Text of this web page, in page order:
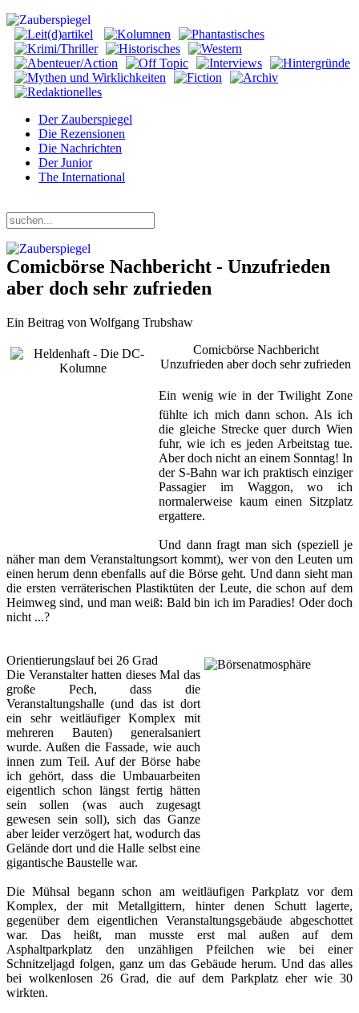
Der Zauberspiegel
Die Rezensionen
Die Nachrichten
Der Junior
The International
Comicbörse Nachbericht - Unzufrieden
aber doch sehr zufrieden
Ein Beitrag von Wolfgang Trubshaw
Comicbörse Nachbericht
Unzufrieden aber doch sehr zufrieden
Ein wenig wie in der Twilight Zone
fühlte ich mich dann schon. Als ich
die gleiche Strecke quer durch Wien
fuhr, wie ich es jeden Arbeitstag tue.
Aber doch nicht an einem Sonntag! In
der S-Bahn war ich praktisch einziger
Passagier im Waggon, wo ich
normalerweise kaum einen Sitzplatz
ergattere.
Und dann fragt man sich (speziell je
näher man dem Veranstaltungsort kommt), wer von den Leuten um
einen herum denn ebenfalls auf die Börse geht. Und dann sieht man
die ersten verräterischen Plastiktüten der Leute, die schon auf dem
Heimweg sind, und man weiß: Bald bin ich im Paradies! Oder doch
nicht ...?
Orientierungslauf bei 26 Grad
Die Veranstalter hatten dieses Mal das
große Pech, dass die
Veranstaltungshalle (und das ist dort
ein sehr weitläufiger Komplex mit
mehreren Bauten) generalsaniert
wurde. Außen die Fassade, wie auch
innen zum Teil. Auf der Börse habe
ich gehört, dass die Umbauarbeiten
eigentlich schon längst fertig hätten
sein sollen (was auch zugesagt
gewesen sein soll), sich das Ganze
aber leider verzögert hat, wodurch das
Gelände dort und die Halle selbst eine
gigantische Baustelle war.
Die Mühsal begann schon am weitläufigen Parkplatz vor dem
Komplex, der mit Metallgittern, hinter denen Schutt lagerte,
gegenüber dem eigentlichen Veranstaltungsgebäude abgeschottet
war. Das heißt, man musste erst mal außen auf dem
Asphaltparkplatz den unzähligen Pfeilchen wie bei einer
Schnitzeljagd folgen, ganz um das Gebäude herum. Und das alles
bei wolkenlosen 26 Grad, die auf dem Parkplatz eher wie 30
wirkten.